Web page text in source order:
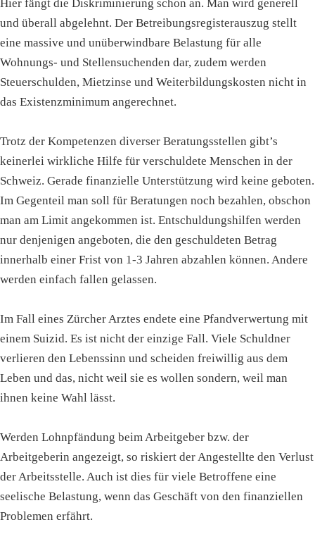
Hier fängt die Diskriminierung schon an. Man wird generell
und überall abgelehnt. Der Betreibungsregisterauszug stellt
eine massive und unüberwindbare Belastung für alle
Wohnungs- und Stellensuchenden dar, zudem werden
Steuerschulden, Mietzinse und Weiterbildungskosten nicht in
das Existenzminimum angerechnet.
Trotz der Kompetenzen diverser Beratungsstellen gibt’s
keinerlei wirkliche Hilfe für verschuldete Menschen in der
Schweiz. Gerade finanzielle Unterstützung wird keine geboten.
Im Gegenteil man soll für Beratungen noch bezahlen, obschon
man am Limit angekommen ist. Entschuldungshilfen werden
nur denjenigen angeboten, die den geschuldeten Betrag
innerhalb einer Frist von 1-3 Jahren abzahlen können. Andere
werden einfach fallen gelassen.
Im Fall eines Zürcher Arztes endete eine Pfandverwertung mit
einem Suizid. Es ist nicht der einzige Fall. Viele Schuldner
verlieren den Lebenssinn und scheiden freiwillig aus dem
Leben und das, nicht weil sie es wollen sondern, weil man
ihnen keine Wahl lässt.
Werden Lohnpfändung beim Arbeitgeber bzw. der
Arbeitgeberin angezeigt, so riskiert der Angestellte den Verlust
der Arbeitsstelle. Auch ist dies für viele Betroffene eine
seelische Belastung, wenn das Geschäft von den finanziellen
Problemen erfährt.